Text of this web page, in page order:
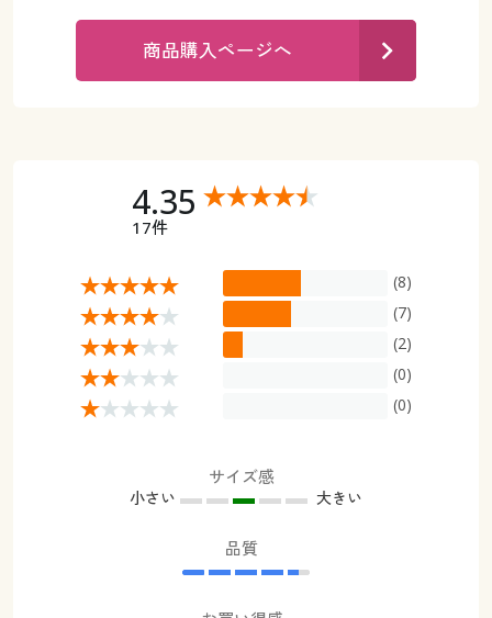
ご利用ガイド
よくある質問とお問い合わせ
マイページ
閲覧履歴
よくある質問とお問い合わせ
商品購入ページへ
4.35
17件
(8)
(7)
(2)
(0)
(0)
サイズ感
小さい 大きい
品質